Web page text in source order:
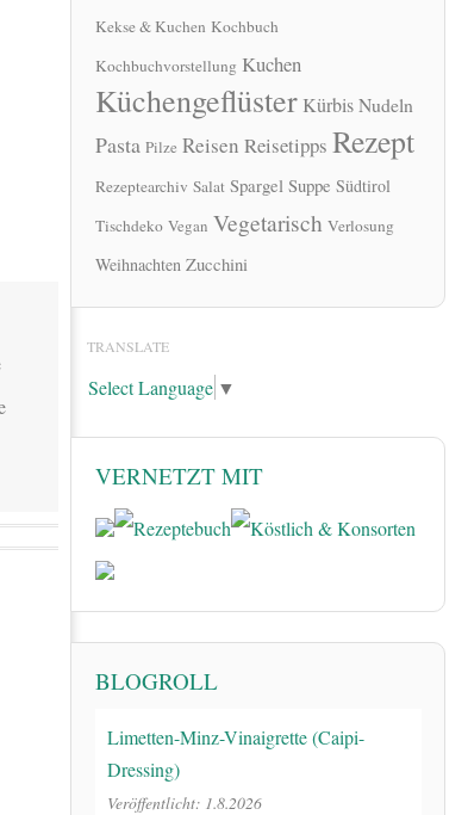
Kekse & Kuchen Kochbuch
Kochbuchvorstellung Kuchen
Küchengeflüster KürbisNudeln
Pasta Pilze Reisen Reisetipps Rezept
Rezeptearchiv Salat Spargel Suppe Südtirol
Tischdeko Vegan Vegetarisch Verlosung
Weihnachten Zucchini
TRANSLATE
Select Language ▼
VERNETZT MIT
BLOGROLL
Limetten-Minz-Vinaigrette (Caipi-
Dressing)
Veröffentlicht: 1.8.2026